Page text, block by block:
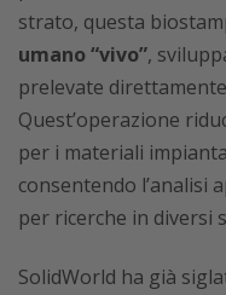
strato, questa
umano “vivo”,
prelevate
Quest’operazione
per i materiali
consentendo l’analisi
per ricerche in diversi
SolidWorld ha già